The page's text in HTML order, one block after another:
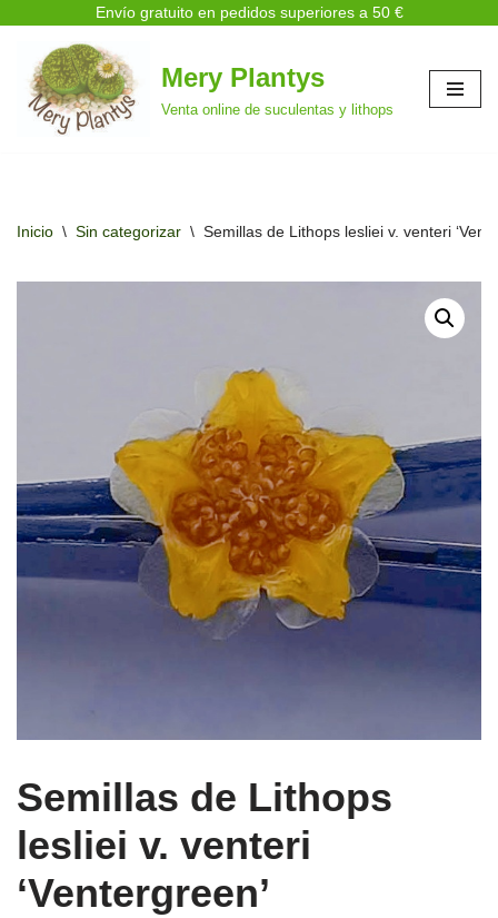
Envío gratuito en pedidos superiores a 50 €
Saltar
al
contenido
Mery Plantys
Venta online de suculentas y lithops
Inicio \ Sin categorizar \ Semillas de Lithops lesliei v. venteri
Semillas de Lithops
lesliei v. venteri
‘Ventergreen’